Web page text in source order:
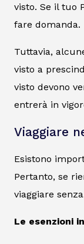
visto. Se il tuo
fare domanda.
Tuttavia,
visto a
visto devono
entrerà in
Viaggiare
Esistono
Pertanto, se
viaggiare
Le esenzioni